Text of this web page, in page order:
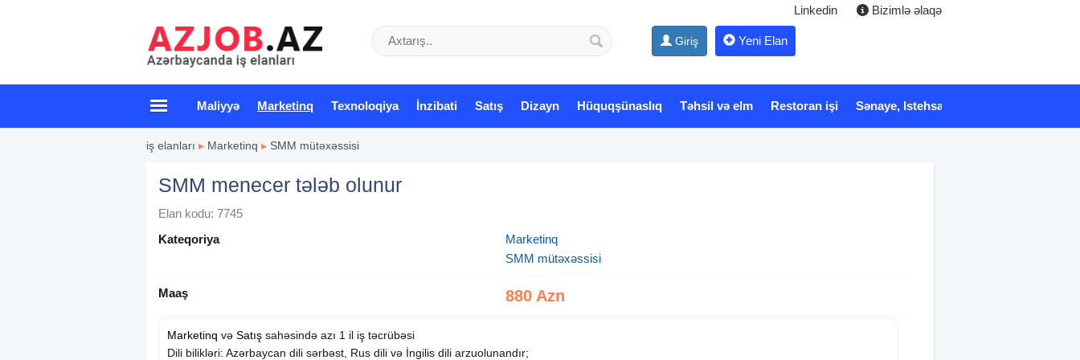
Linkedin Bizimlə əlaqə
Giriş Yeni Elan
Maliyyə Marketinq Texnoloqiya İnzibati Satış Dizayn Hüquqşünaslıq Təhsil və elm Restoran işi Sənaye, Istehsalat
iş elanları ▸ Marketinq ▸ SMM mütəxəssisi
SMM menecer tələb olunur
Elan kodu: 7745
Kateqoriya
Marketinq
SMM mütəxəssisi
Maaş 880 Azn
Marketinq və Satış sahəsində azı 1 il iş təcrübəsi
Dili bilikləri: Azərbaycan dili sərbəst, Rus dili və İngilis dili arzuolunandır;